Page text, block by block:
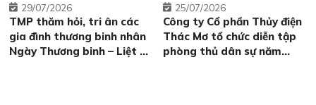
TMP thăm hỏi, tri ân các
gia đình thương binh nhân
Ngày Thương binh – Liệt sĩ
29 07/2026
Công ty Cổ phần Thủy điện
Thác Mơ tổ chức diễn tập
phòng thủ dân sự năm
25 07/2026